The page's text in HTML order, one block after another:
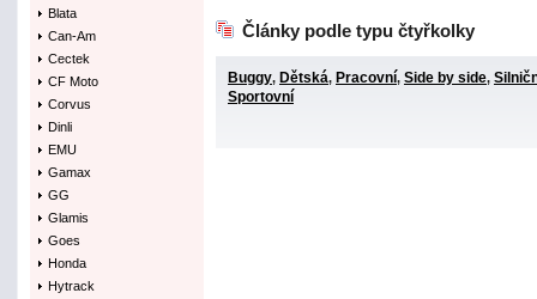
Blata
Can-Am
Cectek
CF Moto
Corvus
Dinli
EMU
Gamax
GG
Glamis
Goes
Honda
Hytrack
Články podle typu čtyřkolky
Buggy, Dětská, Pracovní, Side by side,
Sportovní